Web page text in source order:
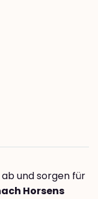
und sorgen für
Horsens